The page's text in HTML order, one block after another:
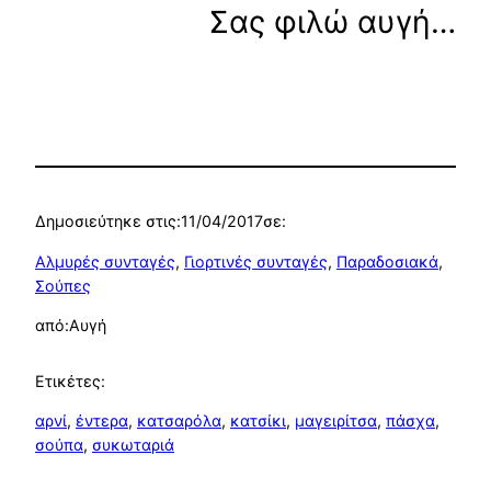
Σας φιλώ αυγή…
Δημοσιεύτηκε στις:11/04/2017σε:
Αλμυρές συνταγές, Γιορτινές συνταγές, Παραδοσιακά
Σούπες
από:Αυγή
Ετικέτες:
αρνί, έντερα, κατσαρόλα, κατσίκι, μαγειρίτσα, πάσχα
σούπα, συκωταριά